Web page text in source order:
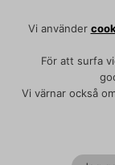
Vi använder
För att surfa
Vi värnar också